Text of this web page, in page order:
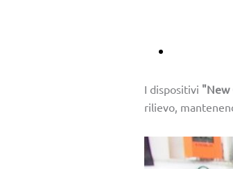
I dispositivi "New
rilievo,